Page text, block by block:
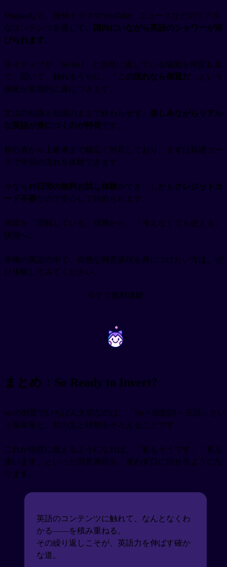
Migakuなら、海外ドラマやYouTube、ニュースなどのリアル
なコンテンツを通して、
国内にいながら英語のシャワーが浴
びられます。
ネイティブが「So do I」と自然に返している場面を何度も見
て、聞いて、触れるうちに、「
この流れなら倒置だ 」という
感覚が直感的に身につきます。
文法の知識を知識のままで終わらせず、 楽しみながらリアル
な英語が身につくのが特長です。
初心者から上級者まで幅広く対応しており、まずは基礎コー
スで学習の流れを体験できます。
今なら 10日間の無料お試し体験ができ、しかも クレジットカ
ード不要なので安心して始められます。
倒置を「理解している」状態から、「考えなくても使える」
状態へ。
本物の英語の中で、自然な同意表現を身につけたい方は、ぜ
ひ体験してみてください。
今すぐ無料体験
~ ~
まとめ：So Ready to Invert?
so の倒置でいちばん大切なのは、「So + 助動詞 + 主語」とい
う基本形と、前の文と時制をそろえることです。
これが自然に使えるようになれば、「私もそうです」「私も
違います」といった同意表現を、迷わず口に出せるようにな
ります。
英語のコンテンツに触れて、なんとなくわ
かる——を積み重ねる。
その繰り返しこそが、英語力を伸ばす確か
な道。